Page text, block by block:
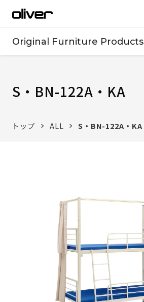
Original Furniture Products
S・BN-122A・KA
トップ ALL S・BN-122A・KA